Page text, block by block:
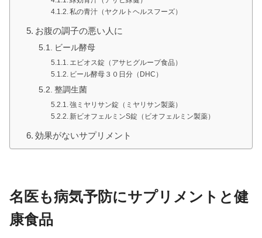
私の青汁（ヤクルトヘルスフーズ）
お腹の調子の悪い人に
ビール酵母
エビオス錠（アサヒグループ食品）
ビール酵母３０日分（DHC）
整調生菌
強ミヤリサン錠（ミヤリサン製薬）
新ビオフェルミンS錠（ビオフェルミン製薬）
効果がないサプリメント
名医も病気予防にサプリメントと健
康食品